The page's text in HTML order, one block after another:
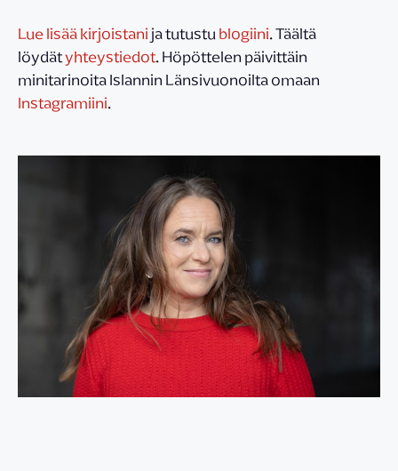
Lue lisää kirjoistanija tutustublogiini. Täältä
löydätyhteystiedot. Höpöttelen päivittäin
minitarinoita Islannin Länsivuonoilta omaan
Instagramiini.